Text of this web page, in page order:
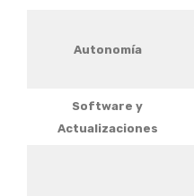
Autonomía
Software y
Actualizaciones